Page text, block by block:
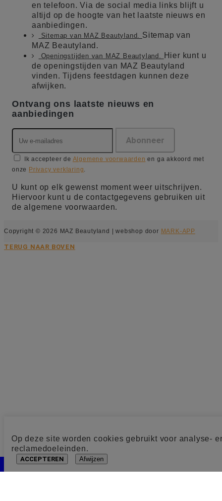
Op deze site worden cookies gebruikt voor analyse-
reclamedoeleinden.
ACCEPTEREN Afwijzen
en telefoon. Via de social media links blijft u
altijd op de hoogte van het laatste nieuws en
aanbiedingen.
Sitemap van MAZ Beautyland. Sitemap van
MAZ Beautyland.
Openingstijden van MAZ Beautyland.
Hier kunt u
de openingstijden van MAZ Beautyland
vinden. Tijdens feestdagen kunnen deze
afwijken.
Ontvang ons laatste nieuws en
aanbiedingen
Ik accepteer de Algemene voorwaarden en ga akkoord met
onze Privacy verklaring.
U kunt op elk gewenst moment weer uitschrijven.
Hiervoor kunt u de contactgegevens gebruiken uit
de algemene voorwaarden.
Copyright © 2026 MAZ Beautyland | webshop door MARK-APP
TERUG NAAR BOVEN
Cookie toestemming